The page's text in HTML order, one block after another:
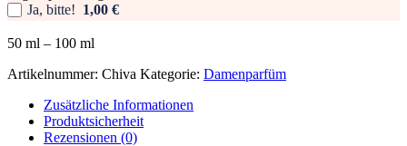
Ja, bitte! 1,00 €
50 ml – 100 ml
Artikelnummer: Chiva Kategorie: Damenparfüm
Zusätzliche Informationen
Produktsicherheit
Rezensionen (0)